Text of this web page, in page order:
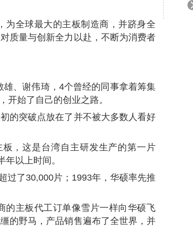
为全球最大的主板制造商，并跻身全
质量与创新全力以赴，不断为消费者
、谢伟琦，4个曾经的同事拿着筹集
开始了自己的创业之路。
的突破点放在了并不被大多数人看好
，这是台湾自主研发生产的第一片
以上时间。
过了30,000片；1993年，华硕率先推
的主板代工订单像雪片一样向华硕飞
的野马，产品销售遍布了全世界，并